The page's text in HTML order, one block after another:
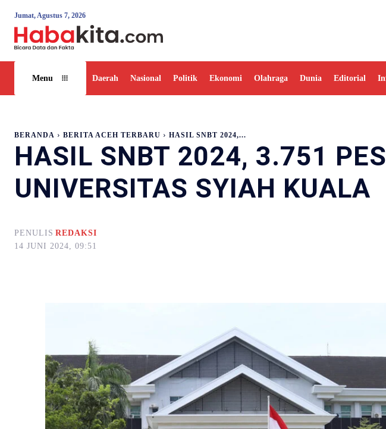
Jumat, Agustus 7, 2026
Menu Daerah Nasional Politik Ekonomi Olahraga Dunia Editorial
BERANDA BERITA ACEH TERBARU HASIL SNBT 2024,...
HASIL SNBT 2024, 3.751
UNIVERSITAS SYIAH KUALA
PENULIS REDAKSI
14 JUNI 2024, 09:51